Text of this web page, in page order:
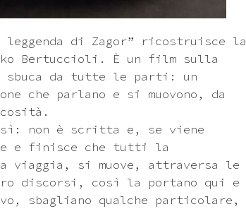
di Zagor” ricostruisce la
Bertuccioli. È un film sulla
sbuca da tutte le parti: un
che parlano e si muovono, da
non è scritta e, se viene
e finisce che tutti la
viaggia, si muove, attraversa le
discorsi, così la portano qui e
sbagliano qualche particolare,